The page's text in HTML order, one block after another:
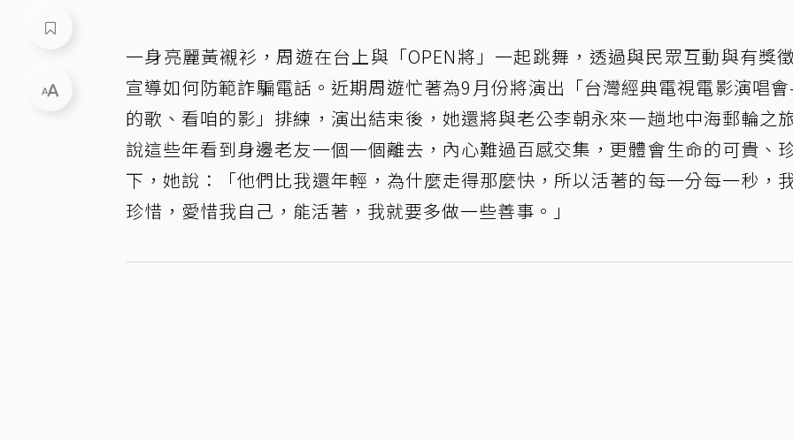
一身亮麗黃襯衫，周遊在台上與「OPEN將」一起跳舞，透過與民眾互動與有獎
宣導如何防範詐騙電話。近期周遊忙著為9月份將演出「台灣經典電視電影演唱
的歌、看咱的影」排練，演出結束後，她還將與老公李朝永來一趟地中海郵輪之
說這些年看到身邊老友一個一個離去，內心難過百感交集，更體會生命的可貴、
下，她說：「他們比我還年輕，為什麼走得那麼快，所以活著的每一分每一秒，
珍惜，愛惜我自己，能活著，我就要多做一些善事。」